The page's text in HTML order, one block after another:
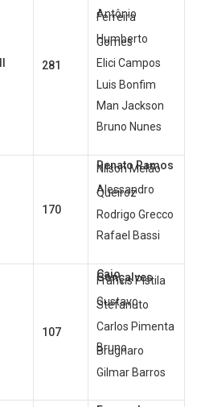
281
Antônio
Ferreira
Humberto
Gomes
Elici Campos
Luis Bonfim
Man Jackson
Bruno Nunes
170
Renato Ramos
Nilson Melão
Alessandro
Queiroz
Rodrigo Grecco
Rafael Bassi
107
Caio
Gonçalves
Francis Pistila
Gustavo
Stefanuto
Carlos Pimenta
Bruno
Brugnaro
Gilmar Barros